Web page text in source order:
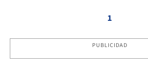
1
PUBLICIDAD